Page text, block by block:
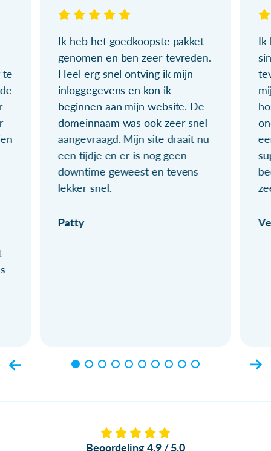
te
Ik heb het goedkoopste pakket
genomen en ben zeer tevreden.
Heel erg snel ontving ik mijn
inloggegevens en kon ik
beginnen aan mijn website. De
domeinnaam was ook zeer snel
aangevraagd. Mijn site draait nu
een tijdje en er is nog geen
downtime geweest en tevens
lekker snel.
Patty
Ik
Beoordeling 4.9 / 5.0